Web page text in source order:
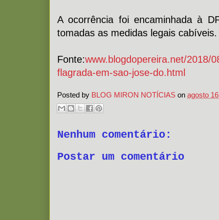
A ocorrência foi encaminhada à
tomadas as medidas legais cabíveis.
Fonte:www.blogdopereira.net/2018/
flagrada-em-sao-jose-do.html
Posted by BLOG MIRON NOTÍCIAS on agosto
Nenhum comentário:
Postar um comentário